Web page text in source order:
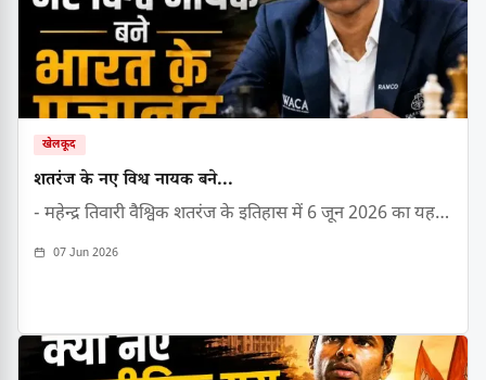
खेलकूद
शतरंज के नए विश्व नायक बने...
- महेन्द्र तिवारी वैश्विक शतरंज के इतिहास में 6 जून 2026 का यह…
07 Jun 2026